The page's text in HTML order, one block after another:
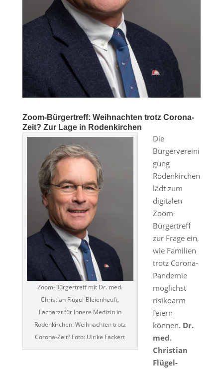
Zoom-Bürgertreff: Weihnachten trotz Corona-
Zeit? Zur Lage in Rodenkirchen
Zoom-Bürgertreff mit Dr. med.
Christian Flügel-Bleienheuft,
Facharzt für Innere Medizin in
Rodenkirchen. Weihnachten trotz
Corona-Zeit? Foto: Ulrike Fackert
Die
Bürgervereini
gung
Rodenkirchen
lädt zum
digitalen
Zoom-
Bürgertreff
zur Frage ein,
wie Familien
trotz Corona-
Pandemie
möglichst
risikoarm
feiern
können. Dr.
med.
Christian
Flügel-